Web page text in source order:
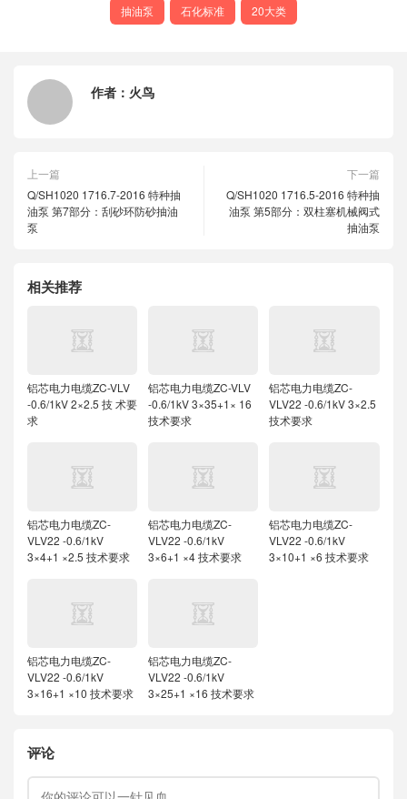
抽油泵 石化标准 20大类
作者： 火鸟
上一篇
Q/SH1020 1716.7-2016 特种抽
油泵 第7部分：刮砂环防砂抽油
泵
下一篇
Q/SH1020 1716.5-2016 特种抽
油泵 第5部分：双柱塞机械阀式
抽油泵
相关推荐
铝芯电力电缆ZC-VLV
-0.6/1kV 2×2.5 技 术要
求
铝芯电力电缆ZC-VLV
-0.6/1kV 3×35+1× 16
技术要求
铝芯电力电缆ZC-
VLV22 -0.6/1kV 3×2.5
技术要求
铝芯电力电缆ZC-
VLV22 -0.6/1kV
3×4+1 ×2.5 技术要求
铝芯电力电缆ZC-
VLV22 -0.6/1kV
3×6+1 ×4 技术要求
铝芯电力电缆ZC-
VLV22 -0.6/1kV
3×10+1 ×6 技术要求
铝芯电力电缆ZC-
VLV22 -0.6/1kV
3×16+1 ×10 技术要求
铝芯电力电缆ZC-
VLV22 -0.6/1kV
3×25+1 ×16 技术要求
评论